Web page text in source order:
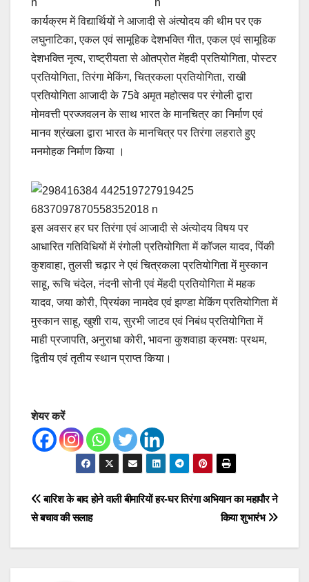
कार्यक्रम में विद्यार्थियों ने आजादी से अंत्योदय की थीम पर एक
लघुनाटिका, एकल एवं सामूहिक देशभक्ति गीत, एकल एवं सामूहिक
देशभक्ति नृत्य, राष्ट्रीयता से ओतप्रोत मेंहदी प्रतियोगिता, पोस्टर
प्रतियोगिता, तिरंगा मेकिंग, चित्रकला प्रतियोगिता, राखी
प्रतियोगिता आजादी के 75वे अमृत महोत्सव पर रंगोली द्वारा
मोमवत्ती प्रज्जवलन के साथ भारत के मानचित्र का निर्माण एवं
मानव श्रंखला द्वारा भारत के मानचित्र पर तिरंगा लहराते हुए
मनमोहक निर्माण किया ।
इस अवसर हर घर तिरंगा एवं आजादी से अंत्योदय विषय पर
आधारित गतिविधियों में रंगोली प्रतियोगिता में कॉजल यादव, पिंकी
कुशवाहा, तुलसी चढ़ार ने एवं चित्रकला प्रतियोगिता में मुस्कान
साहू, रूचि चंदेल, नंदनी सोनी एवं मेंहदी प्रतियोगिता में महक
यादव, जया कोरी, प्रियंका नामदेव एवं झण्डा मेकिंग प्रतियोगिता में
मुस्कान साहू, खुशी राय, सुरभी जाटव एवं निबंध प्रतियोगिता में
माही प्रजापति, अनुराधा कोरी, भावना कुशवाहा क्रमशः प्रथम,
द्वितीय एवं तृतीय स्थान प्राप्त किया।
शेयर करें
Post
navigation
हर-घर तिरंगा अभियान का महापौर ने
किया शुभारंभ
बारिश के बाद होने वाली बीमारियों
से बचाव की सलाह